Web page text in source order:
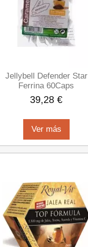
Jellybell Defender Star
Ferrina 60Caps
39,28 €
Ver más